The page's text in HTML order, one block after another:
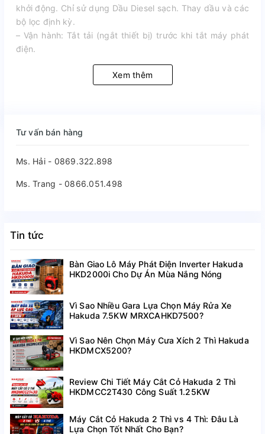
khởi động. Chỉ sử dụng Dầu Diesel sạch. Thay dầu và các
bộ lọc định kỳ.
– Vận hành: Tắt tải (ngắt thiết bị) trước khi tắt máy phát
điện.
Xem thêm
Tư vấn bán hàng
Ms. Hải - 0869.322.898
Ms. Trang - 0866.051.498
Tin tức
Bàn Giao Lô Máy Phát Điện Inverter Hakuda
HKD2000i Cho Dự Án Mùa Nắng Nóng
Vì Sao Nhiều Gara Lựa Chọn Máy Rửa Xe
Hakuda 7.5KW MRXCAHKD7500?
Vì Sao Nên Chọn Máy Cưa Xích 2 Thì Hakuda
HKDMCX5200?
Review Chi Tiết Máy Cắt Cỏ Hakuda 2 Thì
HKDMCC2T430 Công Suất 1.25KW
Máy Cắt Cỏ Hakuda 2 Thì vs 4 Thì: Đâu Là
Lựa Chọn Tốt Nhất Cho Bạn?